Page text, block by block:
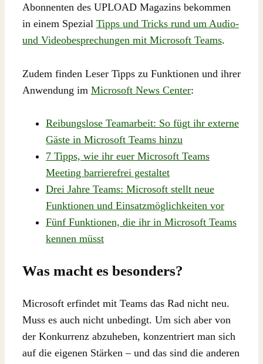
Abonnenten des UPLOAD Magazins bekommen
in einem Spezial Tipps und Tricks rund um Audio-
und Videobesprechungen mit Microsoft Teams.
Zudem finden Leser Tipps zu Funktionen und ihrer
Anwendung im Microsoft News Center:
Reibungslose Teamarbeit: So fügt ihr externe
Gäste in Microsoft Teams hinzu
7 Tipps, wie ihr euer Microsoft Teams
Meeting barrierefrei gestaltet
Drei Jahre Teams: Microsoft stellt neue
Funktionen und Einsatzmöglichkeiten vor
Fünf Funktionen, die ihr in Microsoft Teams
kennen müsst
Was macht es besonders?
Microsoft erfindet mit Teams das Rad nicht neu.
Muss es auch nicht unbedingt. Um sich aber von
der Konkurrenz abzuheben, konzentriert man sich
auf die eigenen Stärken – und das sind die anderen